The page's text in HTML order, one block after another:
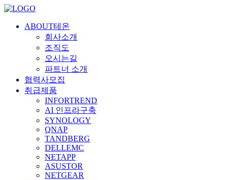
ABOUT테온
회사소개
조직도
오시는길
파트너 소개
협력사모집
취급제품
INFORTREND
AI 인프라구축
SYNOLOGY
QNAP
TANDBERG
DELLEMC
NETAPP
ASUSTOR
NETGEAR